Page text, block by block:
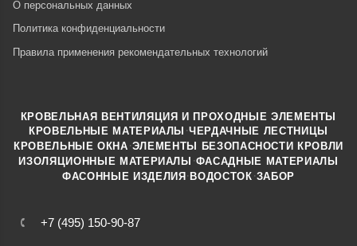
О персональных данных
Политика конфиденциальности
Правила применения рекомендательных технологий
+7 (495) 150-90-87
КРОВЕЛЬНАЯ ВЕНТИЛЯЦИЯ И ПРОХОДНЫЕ ЭЛЕМЕНТЫ
КРОВЕЛЬНЫЕ МАТЕРИАЛЫ ·ЧЕРДАЧНЫЕ ЛЕСТНИЦЫ
КРОВЕЛЬНЫЕ ОКНА ·ЭЛЕМЕНТЫ БЕЗОПАСНОСТИ КРОВЛИ
ИЗОЛЯЦИОННЫЕ МАТЕРИАЛЫ ·ФАСАДНЫЕ МАТЕРИАЛЫ
ФАСОННЫЕ ИЗДЕЛИЯ·ВОДОСТОК ·ЗАБОР